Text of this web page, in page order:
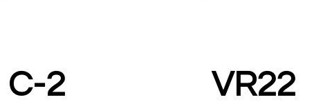
C-2 VR22